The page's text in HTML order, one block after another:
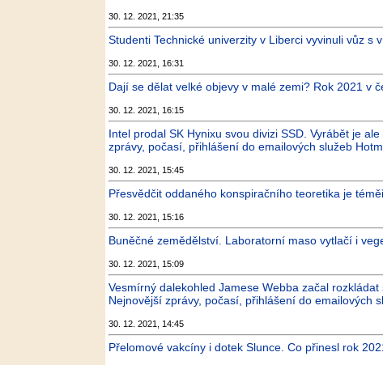
30. 12. 2021, 21:35
Studenti Technické univerzity v Liberci vyvinuli vůz s
30. 12. 2021, 16:31
Dají se dělat velké objevy v malé zemi? Rok 2021 v
30. 12. 2021, 16:15
Intel prodal SK Hynixu svou divizi SSD. Vyrábět je
zprávy, počasí, přihlášení do emailových služeb
30. 12. 2021, 15:45
Přesvědčit oddaného konspiračního teoretika je
30. 12. 2021, 15:16
Buněčné zemědělství. Laboratorní maso vytlačí i
30. 12. 2021, 15:09
Vesmírný dalekohled Jamese Webba začal
Nejnovější zprávy, počasí, přihlášení do emailových
30. 12. 2021, 14:45
Přelomové vakcíny i dotek Slunce. Co přinesl rok